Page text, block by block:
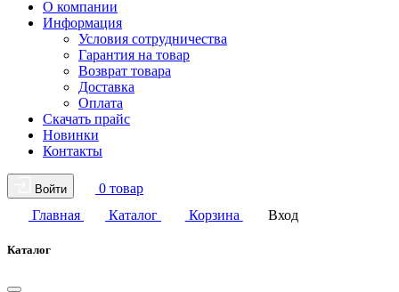
О компании
Информация
Условия сотрудничества
Гарантия на товар
Возврат товара
Доставка
Оплата
Скачать прайс
Новинки
Контакты
Войти
0 товар
Главная
Каталог Корзина Вход
Каталог